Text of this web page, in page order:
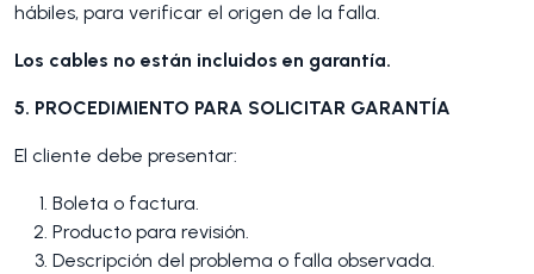
hábiles, para verificar el origen de la falla.
Los cables no están incluidos en garantía.
5. PROCEDIMIENTO PARA SOLICITAR GARANTÍA
El cliente debe presentar:
Boleta o factura.
Producto para revisión.
Descripción del problema o falla observada.